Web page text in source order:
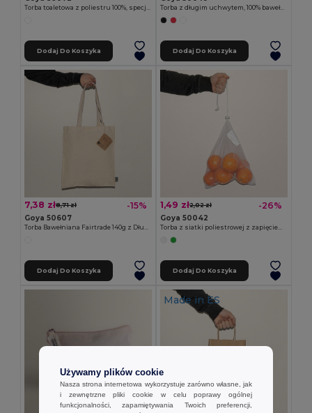
Torba toaletowa z poliestru 100%, specjalna SION
Dodaj Do Koszyka
Torba z długim uchwytem, 100% bawełna recyklingowa TELL
Dodaj Do Koszyka
7,38 zł8,71 zł -15%
Goya 50607
Torba Bawełniana Fairtrade 140g z Długimi Uchwytami SPLIT
Dodaj Do Koszyka
1,49 zł2,02 zł -26%
Goya 50042
Torba z siatki poliestrowej z zapięciem na wstążkę ACHATS
Dodaj Do Koszyka
Made in ES
Używamy plików cookie
Nasza strona internetowa wykorzystuje zarówno własne, jak
i zewnętrzne pliki cookie w celu poprawy ogólnej
funkcjonalności, zapamiętywania Twoich preferencji,